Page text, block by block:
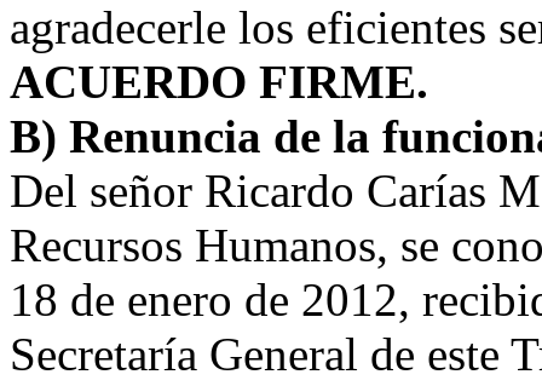
agradecerle los eficientes
ACUERDO FIRME.
B) Renuncia de la
Del señor Ricardo Carías
Recursos Humanos, se
18 de enero de 2012,
Secretaría General de este